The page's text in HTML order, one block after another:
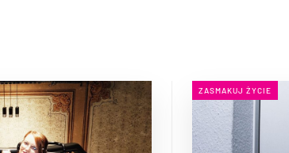
ZASMAKUJ ŻYCIE